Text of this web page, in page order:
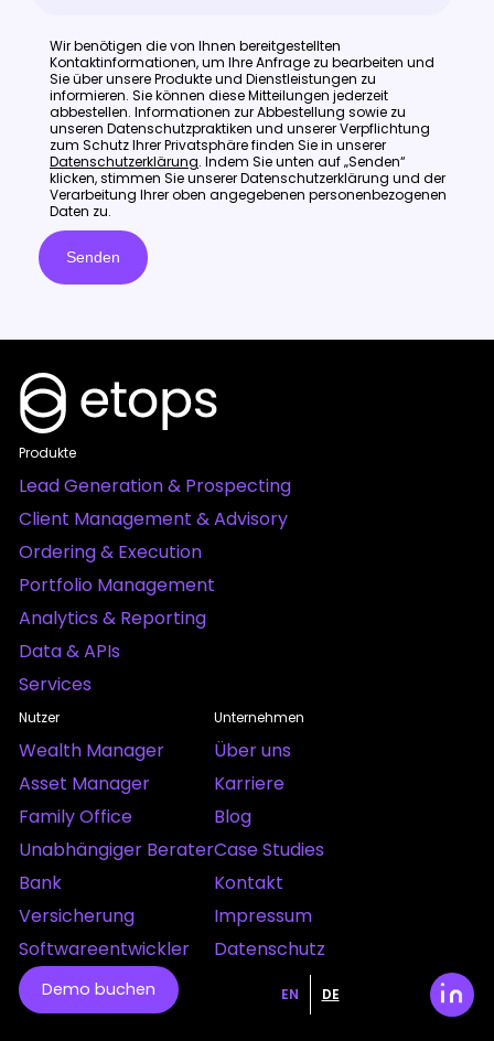
Wir benötigen die von Ihnen bereitgestellten
Kontaktinformationen, um Ihre Anfrage zu bearbeiten und
Sie über unsere Produkte und Dienstleistungen zu
informieren. Sie können diese Mitteilungen jederzeit
abbestellen. Informationen zur Abbestellung sowie zu
unseren Datenschutzpraktiken und unserer Verpflichtung
zum Schutz Ihrer Privatsphäre finden Sie in unserer
Datenschutzerklärung. Indem Sie unten auf „Senden“
klicken, stimmen Sie unserer Datenschutzerklärung und der
Verarbeitung Ihrer oben angegebenen personenbezogenen
Daten zu.
Produkte
Lead Generation & Prospecting
Client Management & Advisory
Ordering & Execution
Portfolio Management
Analytics & Reporting
Data & APIs
Services
Nutzer
Wealth Manager
Asset Manager
Family Office
Unabhängiger Berater
Bank
Versicherung
Softwareentwickler
Unternehmen
Über uns
Karriere
Blog
Case Studies
Kontakt
Impressum
Datenschutz
Demo buchen EN DE